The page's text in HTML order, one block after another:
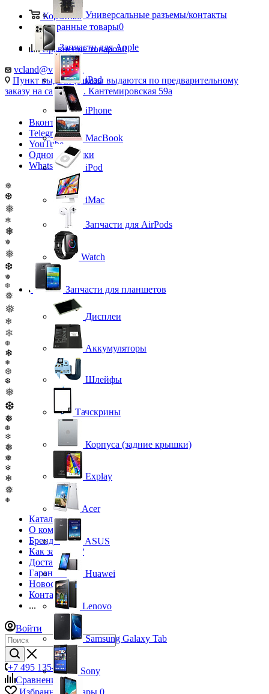
Корзина0
Избранные товары0
Сравнение товаров0
vcland@vcland.ru
Пункт выдачи (заказы выдаются по предварительному
заказу на сайте), ул. Кантемировская 59а
Вконтакте
Telegram
YouTube
Одноклассники
WhatsApp
❅
❆
❅
❄
❅
❅
❅
❆
❅
❆
❅
❅
❄
❄
❆
❄
❅
❆
❆
❅
❆
❅
❆
❄
❅
❅
❄
❄
❅
❄
Каталог
О компании
Бренды
Как заказать?
Доставка
Гарантия
Новости
Контакты
...
Войти
+7 495 135-39-43
Сравнение0
Избранные товары 0
Универсальные разъемы/контакты
Запчасти для Apple
iPad
iPhone
MacBook
iPod
iMac
Запчасти для AirPods
Watch
Запчасти для планшетов
Дисплеи
Аккумуляторы
Шлейфы
Тачскрины
Корпуса (задние крышки)
Explay
Acer
ASUS
Huawei
Lenovo
Samsung Galaxy Tab
Sony